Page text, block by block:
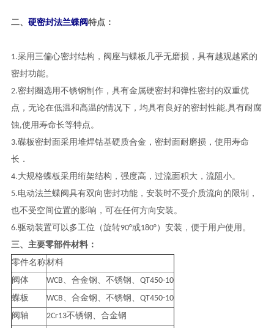
二、 硬密封法兰蝶阀特点：
1.采用三偏心密封结构，阀座与蝶板几乎无磨损，具有越观越紧的
密封功能。
2.密封圈选用不锈钢制作，具有金属硬密封和弹性密封的双重优
点，无论在低温和高温的情况下，均具有良好的密封性能,具有耐腐
蚀,使用寿命长等特点。
3.碟板密封面采用堆焊钴基硬质合金，密封面耐磨损，使用寿命
长．
4.大规格蝶板采用绗架结构，强度高，过流面积大，流阻小。
5.电动法兰蝶阀具有双向密封功能，安装时不受介质流向的限制，
也不受空间位置的影响，可在任何方向安装。
6.驱动装置可以多工位（旋转90°或180°）安装，便于用户使用。
三、主要零部件材料：
零件名称材料
阀体
WCB、合金钢、不锈钢、QT450-10
蝶板
WCB、合金钢、不锈钢、QT450-10
阀轴
2Cr13不锈钢、合金钢